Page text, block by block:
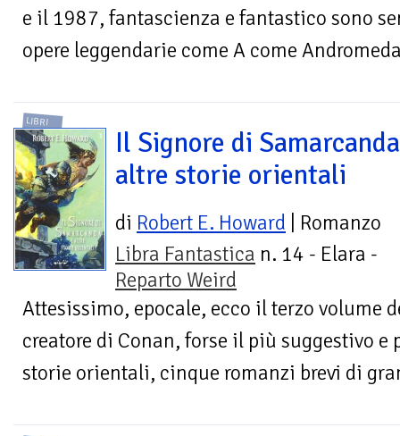
e il 1987, fantascienza e fantastico sono
opere leggendarie come A come
LIBRI
Il Signore di
altre storie orientali
di Robert E. Howard | Romanzo
Libra Fantastica n. 14 - Elara -
Reparto Weird
Attesissimo, epocale, ecco il terzo volume
creatore di Conan, forse il più suggestivo
storie orientali, cinque romanzi brevi di